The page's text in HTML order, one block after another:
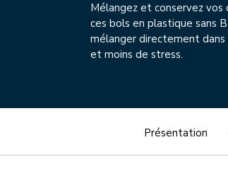
Mélangez et conservez
ces bols en plastique sans
mélanger directement
et moins de stress.
Présentation